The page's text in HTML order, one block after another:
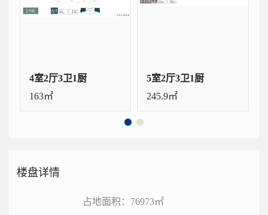
4室2厅3卫1厨
163㎡
5室2厅3卫1厨
245.9㎡
楼盘详情
占地面积：76973㎡